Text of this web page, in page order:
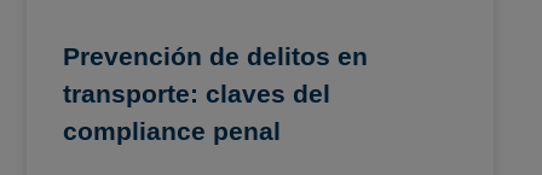
Prevención de delitos en
transporte: claves del
compliance penal